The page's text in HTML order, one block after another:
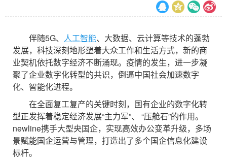
伴随5G、 人工智能、大数据、云计算等技术的蓬勃
发展，科技深刻地形塑着大众工作和生活方式，新的商
业契机依托数字经济不断涌现。疫情的发生，进一步凝
聚了企业数字化转型的共识，倒逼中国社会加速数字
化、智能化进程。
在全面复工复产的关键时刻，国有企业的数字化转
型正发挥着稳定经济发展“主力军”、 “压舱石”的作用。
newline携手大型央国企，实现高效办公变革升级，多场
景赋能国企运营与管理，打造出了多个国企信息化建设
标杆。